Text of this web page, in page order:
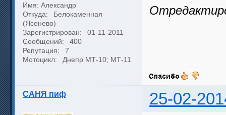
Имя: Александр
Откуда:
Белокаменная
(Ясенево)
Зарегистрирован:
01-11-2011
Сообщений:
400
Репутация:
7
Мотоцикл:
Днепр МТ-10; МТ-11
САНЯ пиф 25-02-